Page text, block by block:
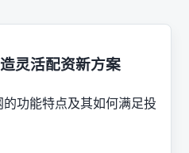
灵活配资新方案
功能特点及其如何满足投